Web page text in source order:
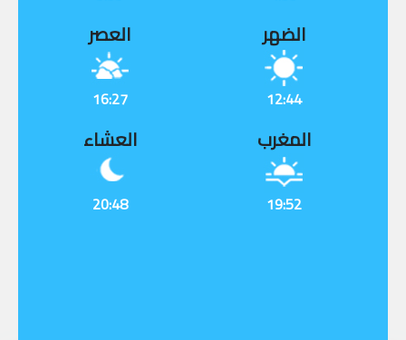
الضهر
12:44
العصر
16:27
المغرب
19:52
العشاء
20:48